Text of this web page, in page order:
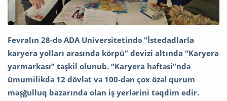
Fevralın 28-də ADA Universitetində “İstedadlarla
karyera yolları arasında körpü” devizi altında “Karyera
yarmarkası” təşkil olunub. “Karyera həftəsi”ndə
ümumilikdə 12 dövlət və 100-dən çox özəl qurum
məşğulluq bazarında olan iş yerlərini təqdim edir.